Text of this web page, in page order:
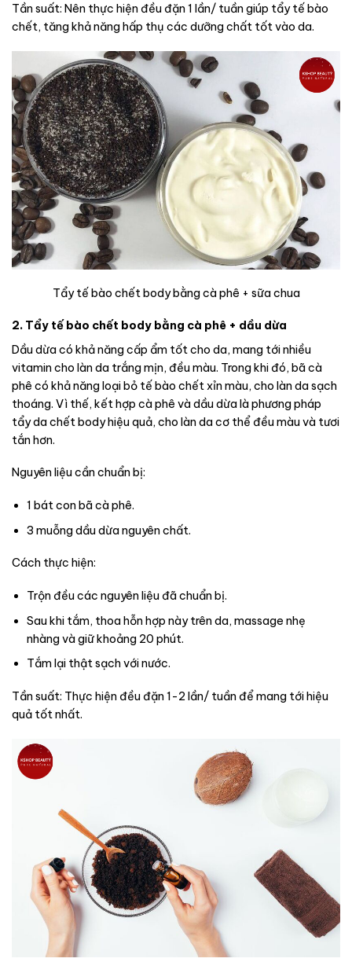
Tần suất: Nên thực hiện đều đặn 1 lần/ tuần giúp tẩy tế bào
chết, tăng khả năng hấp thụ các dưỡng chất tốt vào da.
Tẩy tế bào chết body bằng cà phê + sữa chua
2. Tẩy tế bào chết body bằng cà phê + dầu dừa
Dầu dừa có khả năng cấp ẩm tốt cho da, mang tới nhiều
vitamin cho làn da trắng mịn, đều màu. Trong khi đó, bã cà
phê có khả năng loại bỏ tế bào chết xỉn màu, cho làn da sạch
thoáng. Vì thế, kết hợp cà phê và dầu dừa là phương pháp
tẩy da chết body hiệu quả, cho làn da cơ thể đều màu và tươi
tắn hơn.
Nguyên liệu cần chuẩn bị:
1 bát con bã cà phê.
3 muỗng dầu dừa nguyên chất.
Cách thực hiện:
Trộn đều các nguyên liệu đã chuẩn bị.
Sau khi tắm, thoa hỗn hợp này trên da, massage nhẹ
nhàng và giữ khoảng 20 phút.
Tắm lại thật sạch với nước.
Tần suất: Thực hiện đều đặn 1-2 lần/ tuần để mang tới hiệu
quả tốt nhất.